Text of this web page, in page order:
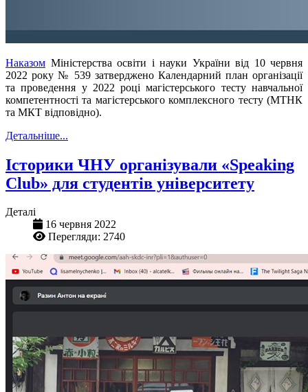
Наказом Міністерства освіти і науки України від 10 червня
2022 року № 539 затверджено Календарний план організації
та проведення у 2022 році магістерського тесту навчальної
компетентності та магістерського комплексного тесту (МТНК
та МКТ відповідно).
Детальніше...
Історики ЧНУ організували «Speaking
Club» для студентів університету
Деталі
16 червня 2022
Перегляди: 2740